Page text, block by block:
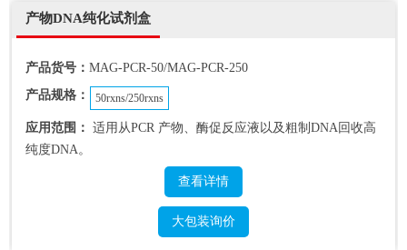
产物DNA纯化试剂盒
产品货号： MAG-PCR-50/MAG-PCR-250
产品规格：
50rxns/250rxns
应用范围： 适用从PCR 产物、酶促反应液以及粗制DNA回收高
纯度DNA。
查看详情
大包装询价